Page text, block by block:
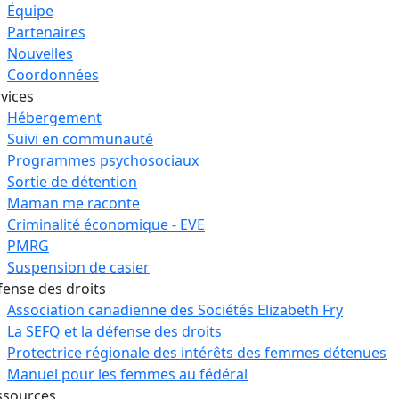
Équipe
Partenaires
Nouvelles
Coordonnées
Hébergement
Suivi en communauté
Programmes psychosociaux
Sortie de détention
Maman me raconte
Criminalité économique - EVE
PMRG
Suspension de casier
des droits
Association canadienne des Sociétés Elizabeth Fry
La SEFQ et la défense des droits
Protectrice régionale des intérêts des femmes détenues
Manuel pour les femmes au fédéral